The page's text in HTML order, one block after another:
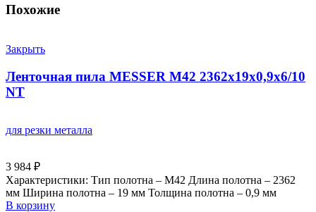
Похожие
Закрыть
Ленточная пила MESSER М42 2362х19х0,9х6/10
NT
для резки металла
3 984 ₽
Характеристики: Тип полотна – M42 Длина полотна – 2362
мм Ширина полотна – 19 мм Толщина полотна – 0,9 мм
В корзину